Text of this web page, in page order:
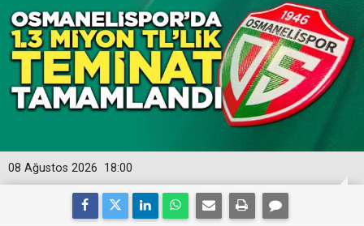
18:00
08 Ağustos 2026